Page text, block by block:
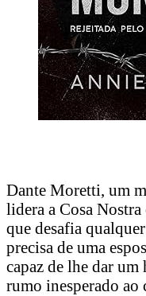
Dante Moretti, um
lidera a Cosa
que desafia
precisa de uma
capaz de lhe dar
rumo inesperado ao